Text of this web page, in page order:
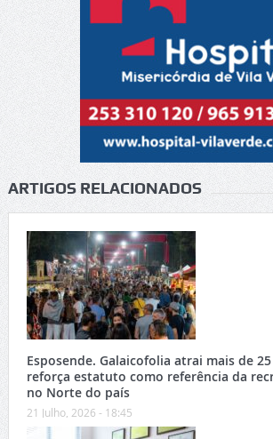
ARTIGOS RELACIONADOS
Esposende. Galaicofolia atrai mais de
reforça estatuto como referência da
no Norte do país
21 Julho, 2026 - 18:45